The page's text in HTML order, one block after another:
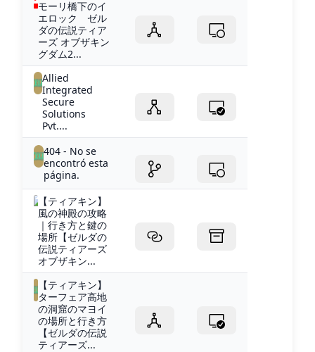
モーリ橋下のイ
エロック ゼル
ダの伝説ティア
ーズ オブザキン
グダム2...
Allied
Integrated
Secure
Solutions
Pvt....
404 - No se
encontró esta
página.
【ティアキン】
風の神殿の攻略
｜行き方と鍵の
場所【ゼルダの
伝説ティアーズ
オブザキン...
【ティアキン】
ターフェア高地
の洞窟のマヨイ
の場所と行き方
【ゼルダの伝説
ティアーズ...